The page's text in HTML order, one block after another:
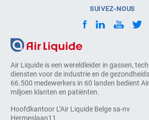
Air Liquide is een wereldleider in gassen,
diensten voor de industrie en de
66.500 medewerkers in 60 landen bedient
miljoen klanten en patiënten.
Hoofdkantoor L’Air Liquide Belge sa-nv
Hermeslaan11
SUIVEZ-NOUS